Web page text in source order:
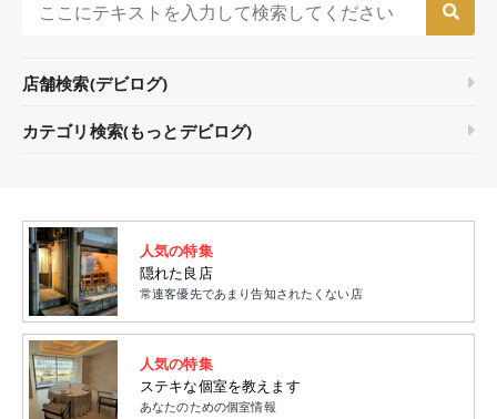
店舗検索(デビログ)
カテゴリ検索(もっとデビログ)
人気の特集
隠れた良店
常連客優先であまり告知されたくない店
人気の特集
ステキな個室を教えます
あなたのための個室情報